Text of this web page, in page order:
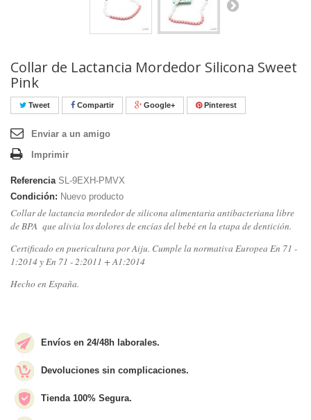
Collar de Lactancia Mordedor Silicona Sweet
Pink
Tweet Compartir Google+ Pinterest
Enviar a un amigo
Imprimir
Referencia SL-9EXH-PMVX
Condición: Nuevo producto
Collar de lactancia mordedor de silicona alimentaria antibacteriana libre
de BPA que alivia los dolores de encías del bebé en la etapa de dentición.
Certificado en puericultura por Aiju. Cumple la normativa Europea En 71 -
1:2014 y En 71 - 2:2011 + A1:2014
Hecho en España.
Envíos en 24/48h laborales.
Devoluciones sin complicaciones.
Tienda 100% Segura.